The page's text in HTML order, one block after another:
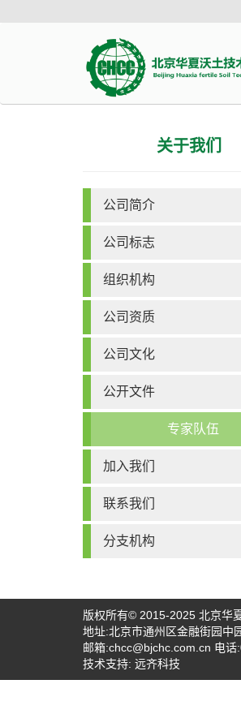
关于我们
公司简介
公司标志
组织机构
公司资质
公司文化
公开文件
专家队伍
加入我们
联系我们
分支机构
版权所有© 2015-2025 北京华
地址:北京市通州区金融街园中
邮箱:chcc@bjchc.com.cn 电话
技术支持: 远齐科技